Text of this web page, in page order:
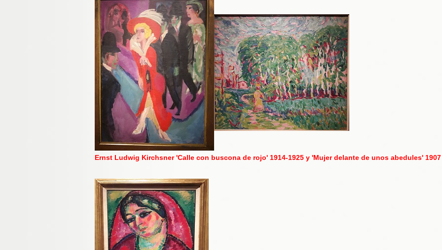
Ernst Ludwig Kirchsner 'Calle con buscona de rojo' 1914-1925 y 'Mujer delante de unos abedules'